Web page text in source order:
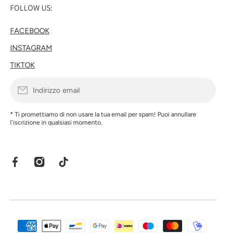
FOLLOW US:
FACEBOOK
INSTAGRAM
TIKTOK
Indirizzo email
* Ti promettiamo di non usare la tua email per spam! Puoi annullare
l'iscrizione in qualsiasi momento.
facebookcom/share/1EXFnxcsZo/?mibextid=wwXIfr
instagramcom/ranpollo?
tiktokcom/@ranpolloshop?_r=1&_t=ZN-
Metodi di pagamento